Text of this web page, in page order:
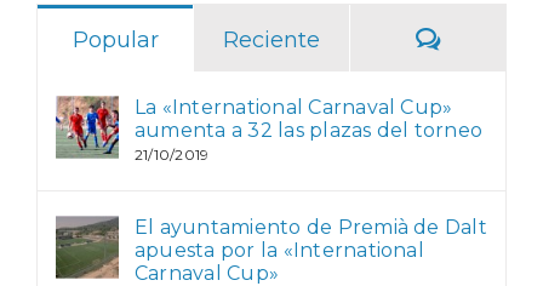
Popular Reciente
La «International Carnaval Cup»
aumenta a 32 las plazas del torneo
21/10/2019
El ayuntamiento de Premià de Dalt
apuesta por la «International
Carnaval Cup»